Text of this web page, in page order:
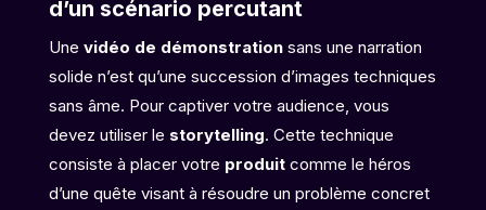
d’un scénario percutant
Une vidéo de démonstrationsans une narration
solide n’est qu’une succession d’images techniques
sans âme. Pour captiver votre audience, vous
devez utiliser le storytelling. Cette technique
consiste à placer votre produitcomme le héros
d’une quête visant à résoudre un problème concret